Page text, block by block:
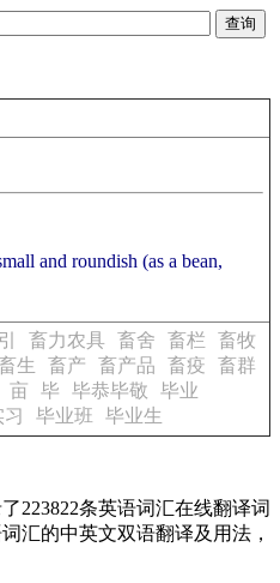
and roundish (as a bean,
畜力农具 畜舍 畜栏
畜牧
生 畜产 畜产品 畜疫
畜群
亩 毕 毕恭毕敬
毕业
毕业班 毕业生
223822条英语词汇在线翻译词
汇的中英文双语翻译及用法，